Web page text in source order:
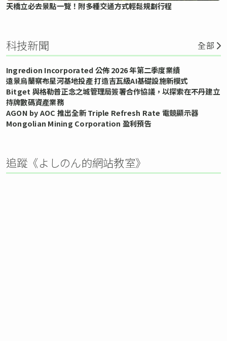
天橋立必去景點一覽！附多種交通方式輕鬆規劃行程
科技新聞 全部
Ingredion Incorporated 公佈 2026 年第二季度業績
遠景烏蘭察布星河基地投產 打造吉瓦級AI基礎設施新模式
Bitget 與格勒普正念之城管理局簽署合作協議，以探索在不丹建立
持牌數碼資產業務
AGON by AOC 推出全新 Triple Refresh Rate 電競顯示器
Mongolian Mining Corporation 盈利預告
追蹤《よしのん的網站教室》